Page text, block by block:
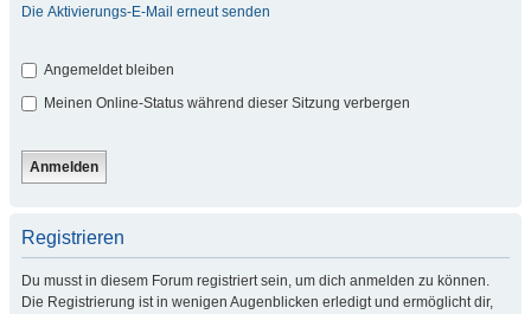
Die Aktivierungs-E-Mail erneut senden
Angemeldet bleiben
Meinen Online-Status während dieser Sitzung verbergen
Registrieren
Du musst in diesem Forum registriert sein, um dich anmelden zu können.
Die Registrierung ist in wenigen Augenblicken erledigt und ermöglicht dir,